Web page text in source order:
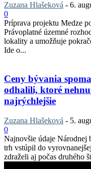
Zuzana Hlašeková - 6.
0
Príprava projektu Medze
Právoplatné územné
lokality a umožňuje
Ide o...
Ceny bývania
odhalili, ktoré
najrýchlejšie
Zuzana Hlašeková - 5.
0
Najnovšie údaje Národnej
trh vstúpil do
zdraželi aj počas druhého